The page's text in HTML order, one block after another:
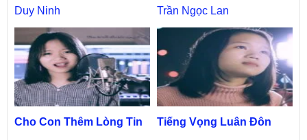
Duy Ninh Trần Ngọc Lan
Cho Con Thêm Lòng Tin Tiếng Vọng Luân Đôn